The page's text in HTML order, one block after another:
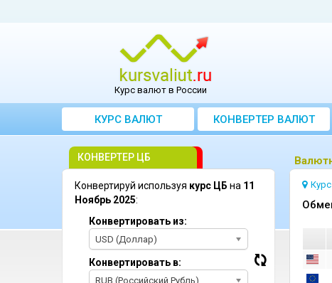
Курс валют в России
КУРС ВАЛЮТ КОНВЕРТЕР ВАЛЮТ
КОНВЕРТЕР ЦБ
Конвертируй используя курс ЦБ на 11
Ноябрь 2025:
Конвертировать из:
USD (Доллар)
Конвертировать в:
RUB (Российский Рубль)